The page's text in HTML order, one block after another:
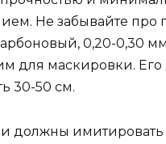
Не забывайте про
0,20-0,30
для маскировки.
30-50 см.
должны имитировать